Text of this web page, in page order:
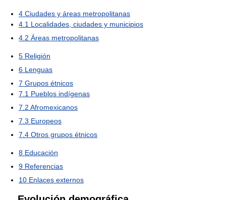
4 Ciudades y áreas metropolitanas
4.1 Localidades, ciudades y municipios
4.2 Áreas metropolitanas
5 Religión
6 Lenguas
7 Grupos étnicos
7.1 Pueblos indígenas
7.2 Afromexicanos
7.3 Europeos
7.4 Otros grupos étnicos
8 Educación
9 Referencias
10 Enlaces externos